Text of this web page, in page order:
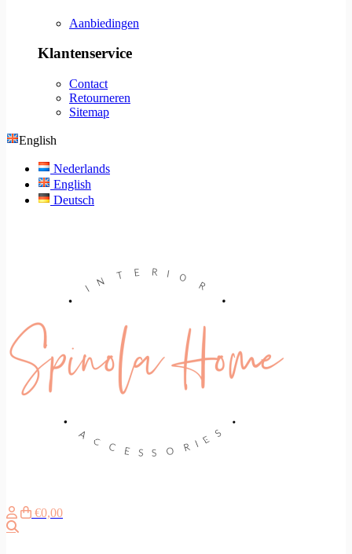
Aanbiedingen
Klantenservice
Contact
Retourneren
Sitemap
English
Nederlands
English
Deutsch
€0,00